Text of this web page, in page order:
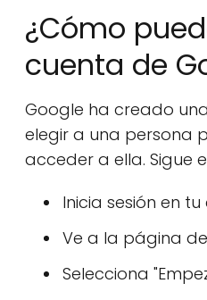
¿Cómo
cuenta de
Google ha creado
elegir a una persona
acceder a ella. Sigue
Inicia sesión en
Ve a la página
Selecciona